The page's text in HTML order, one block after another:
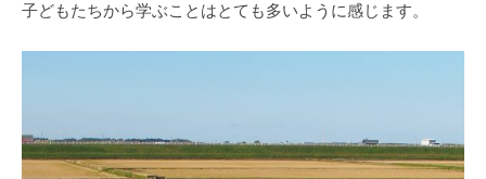
子どもたちから学ぶことはとても多いように感じます。